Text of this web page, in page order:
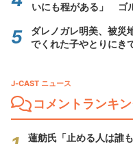
いにも程がある」 ゴ
ダレノガレ明美、被災
でくれた子やとりにき
J-CAST ニュース
コメントランキ
蓮舫氏「止める人は誰